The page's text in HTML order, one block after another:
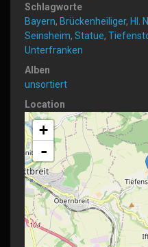
Schlagworte
Bayern, Brückenheiliger, Hl.
Seinsheim, Statue,
Unterfranken
Alben
unsortiert
Location
+
-